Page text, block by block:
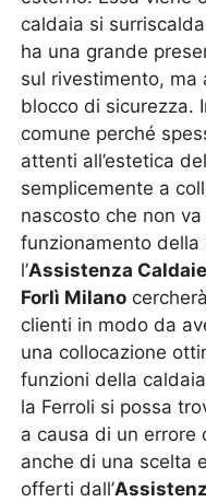
caldaia si
ha una grande
sul rivestimento, ma
blocco di sicurezza.
comune perché
attenti all’estetica
semplicemente a
nascosto che non
funzionamento della
l’Assistenza
Forlì Milano
clienti in modo da
una collocazione
funzioni della
la Ferroli si possa
a causa di un errore
anche di una scelta
offerti dall’